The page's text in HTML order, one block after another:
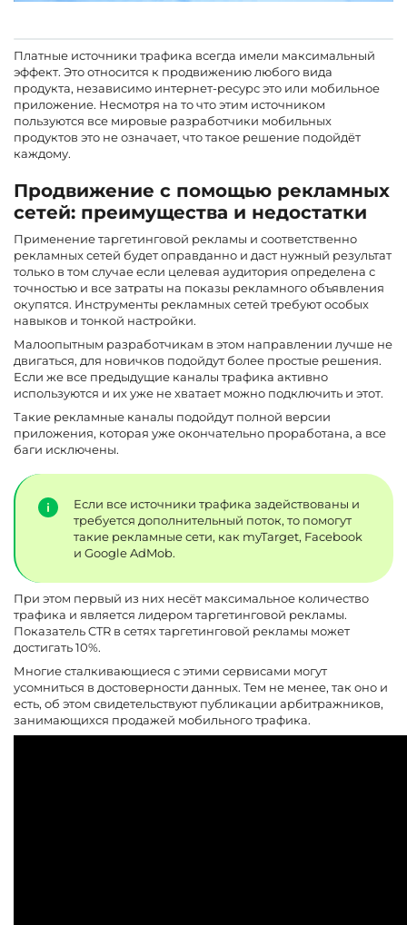
Платные источники трафика всегда имели максимальный
эффект. Это относится к продвижению любого вида
продукта, независимо интернет-ресурс это или мобильное
приложение. Несмотря на то что этим источником
пользуются все мировые разработчики мобильных
продуктов это не означает, что такое решение подойдёт
каждому.
Продвижение с помощью рекламных
сетей: преимущества и недостатки
Применение таргетинговой рекламы и соответственно
рекламных сетей будет оправданно и даст нужный результат
только в том случае если целевая аудитория определена с
точностью и все затраты на показы рекламного объявления
окупятся. Инструменты рекламных сетей требуют особых
навыков и тонкой настройки.
Малоопытным разработчикам в этом направлении лучше не
двигаться, для новичков подойдут более простые решения.
Если же все предыдущие каналы трафика активно
используются и их уже не хватает можно подключить и этот.
Такие рекламные каналы подойдут полной версии
приложения, которая уже окончательно проработана, а все
баги исключены.
Если все источники трафика задействованы и
требуется дополнительный поток, то помогут
такие рекламные сети, как myTarget, Facebook
и Google AdMob.
При этом первый из них несёт максимальное количество
трафика и является лидером таргетинговой рекламы.
Показатель CTR в сетях таргетинговой рекламы может
достигать 10%.
Многие сталкивающиеся с этими сервисами могут
усомниться в достоверности данных. Тем не менее, так оно и
есть, об этом свидетельствуют публикации арбитражников,
занимающихся продажей мобильного трафика.